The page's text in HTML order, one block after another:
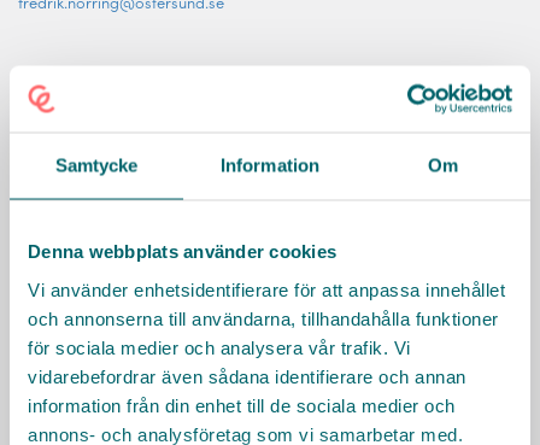
Samtycke Information Om
Denna webbplats använder cookies
Vi använder enhetsidentifierare för att anpassa innehållet
och annonserna till användarna, tillhandahålla funktioner
för sociala medier och analysera vår trafik. Vi
vidarebefordrar även sådana identifierare och annan
information från din enhet till de sociala medier och
annons- och analysföretag som vi samarbetar med.
fredrik.norring@ostersund.se
Östersund kommuns hemsida
Räkna ut resväg